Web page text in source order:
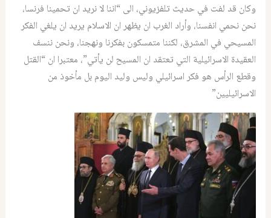
وكان قد لفت في حديث تلفزيوني، الى “اننا لا نريد ان تحمينا فرنسا،
نحن نحمي انفسنا، وأراد الغرب ان يظهر ان الاسلام يريد ان يلغي الفكر
المسيحي في المشرق، لكننا متمسكون بفكرنا ونهجنا، ونحن ننسف
العقيدة الاسرائيلية التي تعتقد ان المسيح لن يأتي”، معتبرا ان “القتل
وقطع الرأس هو فكر اسرائيلي وليس وليد اليوم بل مأخوذ من
الاسرائيليين”